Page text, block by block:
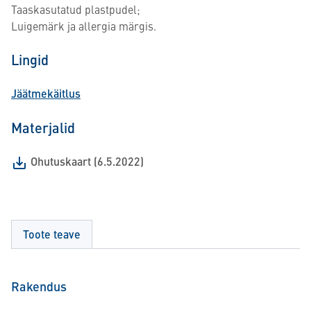
Taaskasutatud plastpudel;
Luigemärk ja allergia märgis.
Lingid
Jäätmekäitlus
Materjalid
Ohutuskaart (6.5.2022)
Toote teave
Rakendus